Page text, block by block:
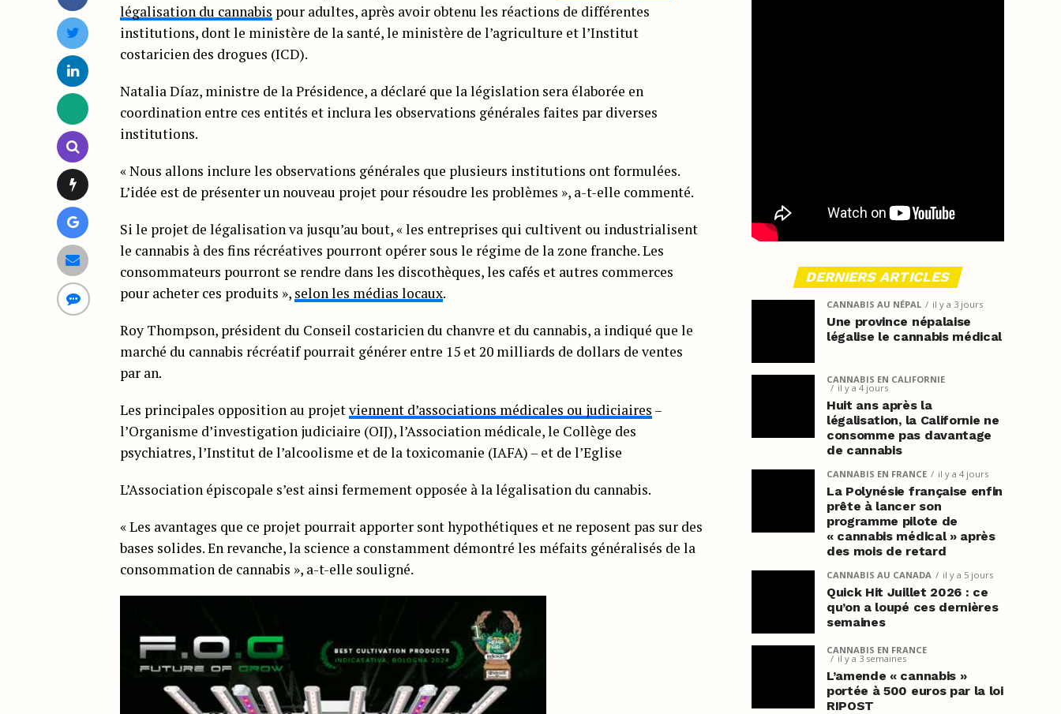
légalisation du cannabis pour adultes, après avoir obtenu les réactions de différentes
institutions, dont le ministère de la santé, le ministère de l’agriculture et l’Institut
costaricien des drogues (ICD).
Natalia Díaz, ministre de la Présidence, a déclaré que la législation sera élaborée en
coordination entre ces entités et inclura les observations générales faites par diverses
institutions.
« Nous allons inclure les observations générales que plusieurs institutions ont formulées.
L’idée est de présenter un nouveau projet pour résoudre les problèmes », a-t-elle commenté.
Si le projet de légalisation va jusqu’au bout, « les entreprises qui cultivent ou industrialisent
le cannabis à des fins récréatives pourront opérer sous le régime de la zone franche. Les
consommateurs pourront se rendre dans les discothèques, les cafés et autres commerces
pour acheter ces produits », selon les médias locaux.
Roy Thompson, président du Conseil costaricien du chanvre et du cannabis, a indiqué que le
marché du cannabis récréatif pourrait générer entre 15 et 20 milliards de dollars de ventes
par an.
Les principales opposition au projetviennent d’associations médicales ou judiciaires –
l’Organisme d’investigation judiciaire (OIJ), l’Association médicale, le Collège des
psychiatres, l’Institut de l’alcoolisme et de la toxicomanie (IAFA) – et de l’Eglise
L’Association épiscopale s’est ainsi fermement opposée à la légalisation du cannabis.
« Les avantages que ce projet pourrait apporter sont hypothétiques et ne reposent pas sur des
bases solides. En revanche, la science a constamment démontré les méfaits généralisés de la
consommation de cannabis », a-t-elle souligné.
DERNIERS ARTICLES
CANNABIS AU NÉPAL il y a 3 jours
Une province népalaise
légalise le cannabis médical
CANNABIS EN CALIFORNIE
il y a 4 jours
Huit ans après la
légalisation, la Californie ne
consomme pas davantage
de cannabis
CANNABIS EN FRANCE il y a 4 jours
La Polynésie française enfin
prête à lancer son
programme pilote de
« cannabis médical » après
des mois de retard
CANNABIS AU CANADA il y a 5 jours
Quick Hit Juillet 2026 : ce
qu’on a loupé ces dernières
semaines
CANNABIS EN FRANCE
il y a 3 semaines
L’amende « cannabis »
portée à 500 euros par la loi
RIPOST